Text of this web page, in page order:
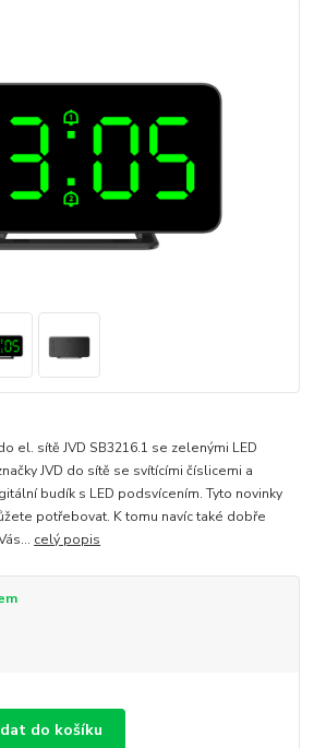
el. sítě JVD SB3216.1 se zelenými LED
JVD do sítě se svítícími číslicemi a
budík s LED podsvícením. Tyto novinky
potřebovat. K tomu navíc také dobře
celý popis
do košíku